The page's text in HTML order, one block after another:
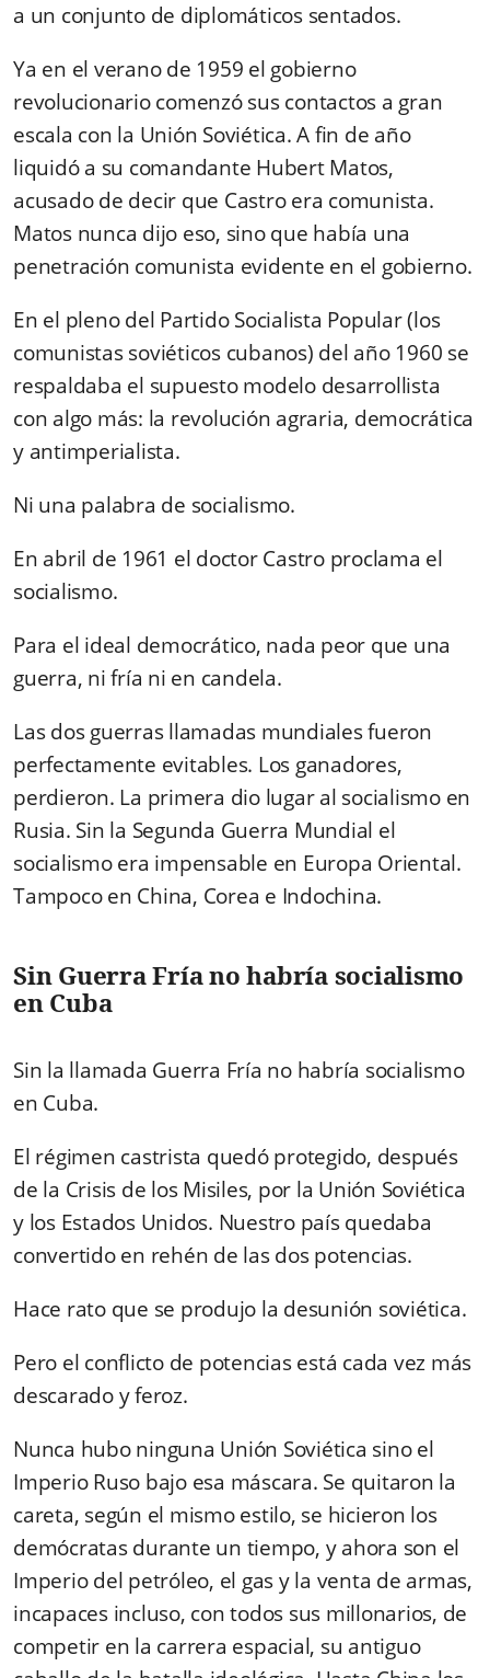
a un conjunto de diplomáticos sentados.
Ya en el verano de 1959 el gobierno
revolucionario comenzó sus contactos a gran
escala con la Unión Soviética. A fin de año
liquidó a su comandante Hubert Matos,
acusado de decir que Castro era comunista.
Matos nunca dijo eso, sino que había una
penetración comunista evidente en el gobierno.
En el pleno del Partido Socialista Popular (los
comunistas soviéticos cubanos) del año 1960 se
respaldaba el supuesto modelo desarrollista
con algo más: la revolución agraria, democrática
y antimperialista.
Ni una palabra de socialismo.
En abril de 1961 el doctor Castro proclama el
socialismo.
Para el ideal democrático, nada peor que una
guerra, ni fría ni en candela.
Las dos guerras llamadas mundiales fueron
perfectamente evitables. Los ganadores,
perdieron. La primera dio lugar al socialismo en
Rusia. Sin la Segunda Guerra Mundial el
socialismo era impensable en Europa Oriental.
Tampoco en China, Corea e Indochina.
Sin Guerra Fría no habría socialismo
en Cuba
Sin la llamada Guerra Fría no habría socialismo
en Cuba.
El régimen castrista quedó protegido, después
de la Crisis de los Misiles, por la Unión Soviética
y los Estados Unidos. Nuestro país quedaba
convertido en rehén de las dos potencias.
Hace rato que se produjo la desunión soviética.
Pero el conflicto de potencias está cada vez más
descarado y feroz.
Nunca hubo ninguna Unión Soviética sino el
Imperio Ruso bajo esa máscara. Se quitaron la
careta, según el mismo estilo, se hicieron los
demócratas durante un tiempo, y ahora son el
Imperio del petróleo, el gas y la venta de armas,
incapaces incluso, con todos sus millonarios, de
competir en la carrera espacial, su antiguo